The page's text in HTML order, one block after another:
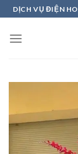
Skip
to
content
DỊCH VỤ ĐIỆN